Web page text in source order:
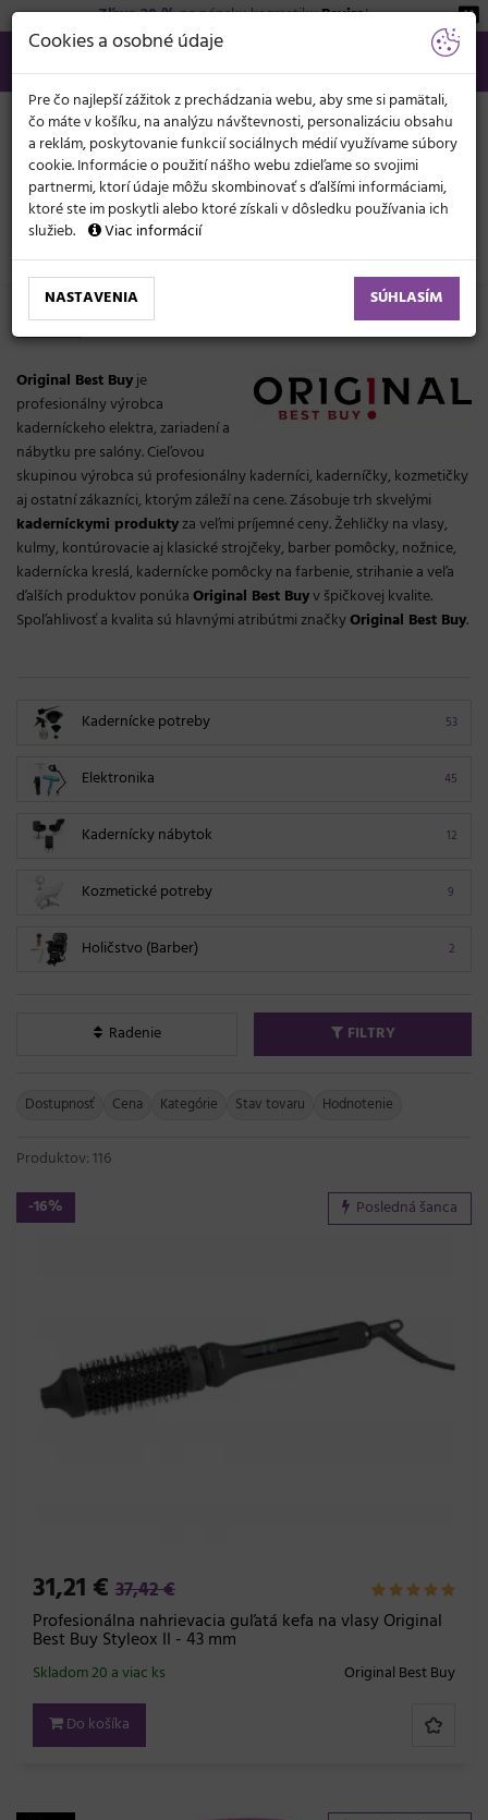
Zľava 20 %na pánsku kozmetikuBeviro!
02/21 201 099
info@svetkadernictva.sk
Po−pia: 8−17
Všetko o nákupe €
KATEGÓRIE
MENU
Značky Original Best Buy
Original Best Buy
Original Best Buyje
profesionálny výrobca
kaderníckeho elektra, zariadení a
nábytku pre salóny. Cieľovou
skupinou výrobca sú profesionálny kaderníci, kaderníčky, kozmetičky
aj ostatní zákazníci, ktorým záleží na cene. Zásobuje trh skvelými
kaderníckymi produktyza veľmi príjemné ceny. Žehličky na vlasy,
kulmy, kontúrovacie aj klasické strojčeky, barber pomôcky, nožnice,
kadernícka kreslá, kadernícke pomôcky na farbenie, strihanie a veľa
ďalších produktov ponúkaOriginal Best Buyv špičkovej kvalite.
Spoľahlivosť a kvalita sú hlavnými atribútmi značkyOriginal Best Buy.
53
Kadernícke potreby
45
Elektronika
12
Kadernícky nábytok
9
Kozmetické potreby
2
Holičstvo (Barber)
Radenie FILTRY
Dostupnosť Cena Kategórie Stav tovaru Hodnotenie
Produktov: 116
-16%
Posledná šanca
31,21 € 37,42 €
Profesionálna nahrievacia guľatá kefa na vlasy Original
Best Buy Styleox II - 43 mm
Original Best Buy
Skladom 20 a viac ks
Do košíka
Cookies a osobné údaje
Pre čo najlepší zážitok z prechádzania webu, aby sme si pamätali,
čo máte v košíku, na analýzu návštevnosti, personalizáciu obsahu
a reklám, poskytovanie funkcií sociálnych médií využívame súbory
cookie. Informácie o použití nášho webu zdieľame so svojimi
partnermi, ktorí údaje môžu skombinovať s ďalšími informáciami,
ktoré ste im poskytli alebo ktoré získali v dôsledku používania ich
služieb.
Viac informácií
NASTAVENIA SÚHLASÍM